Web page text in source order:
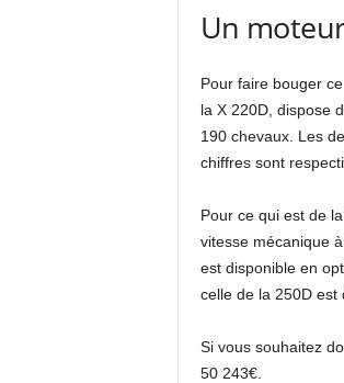
Un
Pour faire bouger
la X 220D, dispose
190 chevaux. Les
chiffres sont
Pour ce qui est de
vitesse mécanique
est disponible en
celle de la 250D est
Si vous souhaitez
50 243€.